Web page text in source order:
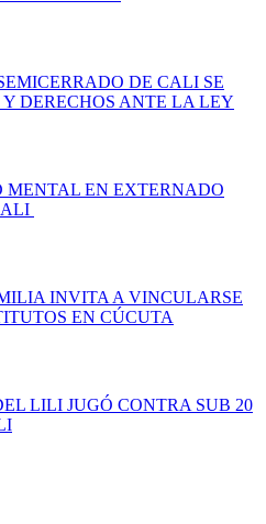
DE CALI SE
DERECHOS ANTE LA LEY
MENTAL EN EXTERNADO
INVITA A VINCULARSE
EN CÚCUTA
LILI JUGÓ CONTRA SUB 20